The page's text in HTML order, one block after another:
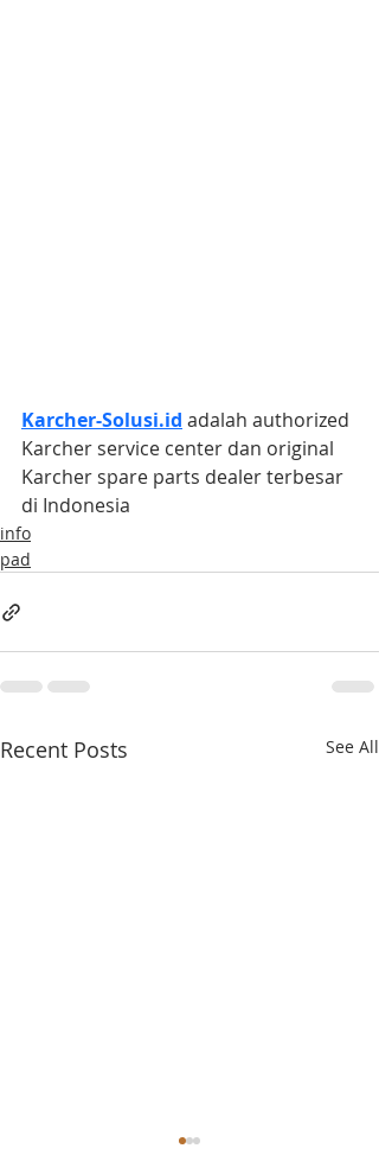
Karcher-Solusi.id adalah authorized
Karcher service center dan original
Karcher spare parts dealer terbesar
di Indonesia
info
pad
Recent Posts See All